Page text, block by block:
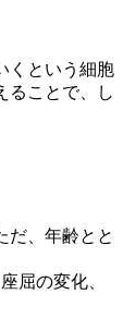
くという細胞
ることで、し
だ、年齢とと
屈の変化、